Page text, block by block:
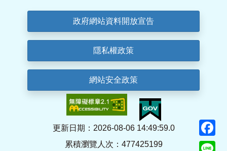
政府網站資料開放宣告
隱私權政策
網站安全政策
更新日期：2026-08-06 14:49:59.0
累積瀏覽人次：477425199